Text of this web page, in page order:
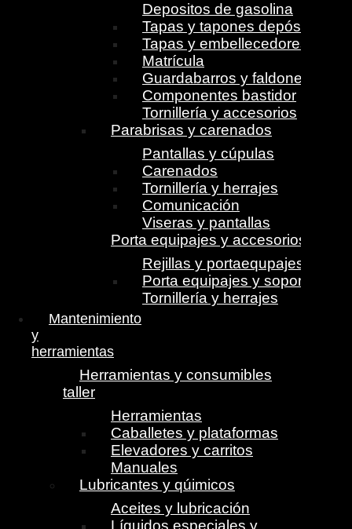
Depositos de gasolina
Tapas y tapones depósito
Tapas y embellecedores
Matrícula
Guardabarros y faldones
Componentes bastidor
Tornillería y accesorios
Parabrisas y carenados
Pantallas y cúpulas
Carenados
Tornillería y herrajes
Comunicación
Viseras y pantallas
Porta equipajes y accesorios
Rejillas y portaequpajes
Porta equipajes y soportes
Tornillería y herrajes
Mantenimiento
y
herramientas
Herramientas y consumibles
taller
Herramientas
Caballetes y plataformas
Elevadores y carritos
Manuales
Lubricantes y qúimicos
Aceites y lubricación
Líquidos especiales y